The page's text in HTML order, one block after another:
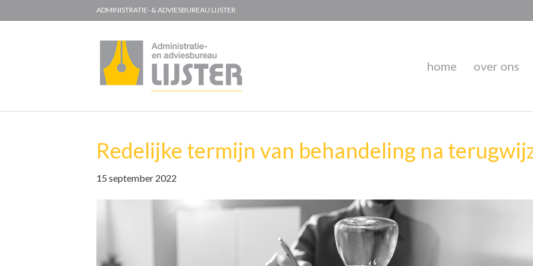
ADMINISTRATIE- & ADVIESBUREAU LIJSTER
home over ons
Redelijke termijn van behandeling na
15 september 2022